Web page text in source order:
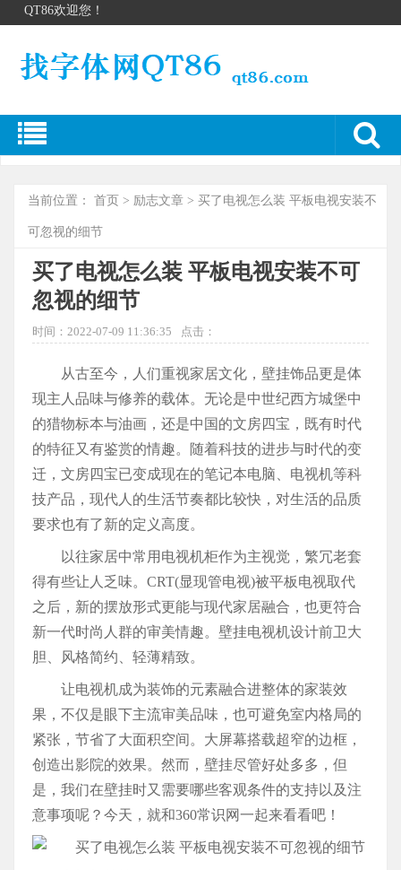
QT86欢迎您！
当前位置： 首页 > 励志文章 > 买了电视怎么装 平板电视安装不
可忽视的细节
买了电视怎么装 平板电视安装不可
忽视的细节
时间：2022-07-09 11:36:35 点击：
从古至今，人们重视家居文化，壁挂饰品更是体
现主人品味与修养的载体。无论是中世纪西方城堡中
的猎物标本与油画，还是中国的文房四宝，既有时代
的特征又有鉴赏的情趣。随着科技的进步与时代的变
迁，文房四宝已变成现在的笔记本电脑、电视机等科
技产品，现代人的生活节奏都比较快，对生活的品质
要求也有了新的定义高度。
以往家居中常用电视机柜作为主视觉，繁冗老套
得有些让人乏味。CRT(显现管电视)被平板电视取代
之后，新的摆放形式更能与现代家居融合，也更符合
新一代时尚人群的审美情趣。壁挂电视机设计前卫大
胆、风格简约、轻薄精致。
让电视机成为装饰的元素融合进整体的家装效
果，不仅是眼下主流审美品味，也可避免室内格局的
紧张，节省了大面积空间。大屏幕搭载超窄的边框，
创造出影院的效果。然而，壁挂尽管好处多多，但
是，我们在壁挂时又需要哪些客观条件的支持以及注
意事项呢？今天，就和360常识网一起来看看吧！